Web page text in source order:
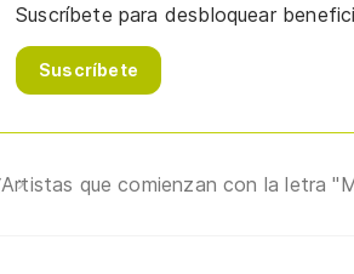
Suscríbete para desbloquear
Suscríbete
Artistas que comienzan con la letra